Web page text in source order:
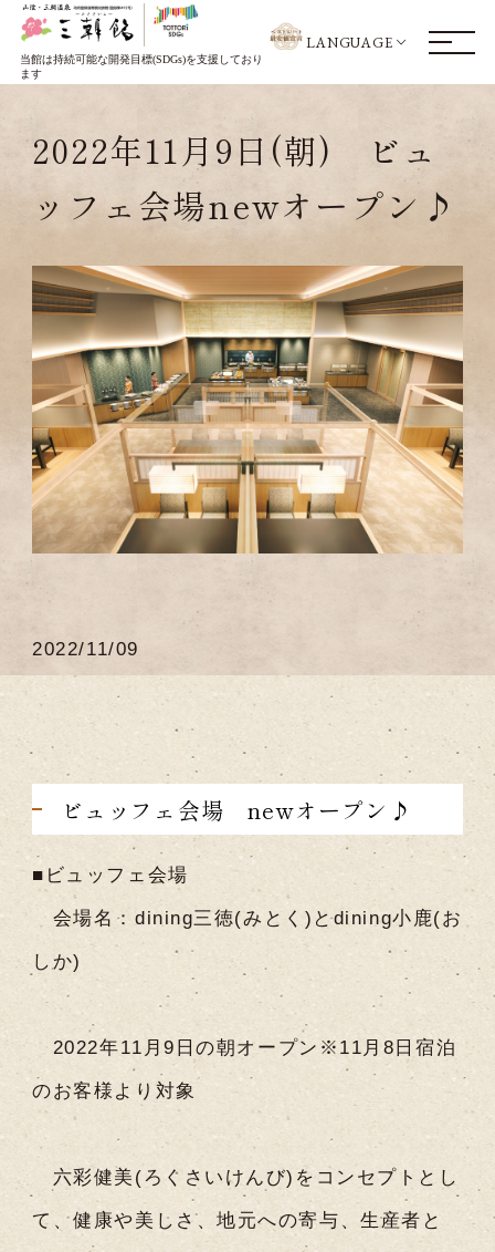
当館は持続可能な開発目標(SDGs)を支援しており
ます
LANGUAGE
2022年11月9日(朝) ビュ
ッフェ会場newオープン♪
2022/11/09
ビュッフェ会場 newオープン♪
■ビュッフェ会場
会場名：dining三徳(みとく)とdining小鹿(お
しか)
2022年11月9日の朝オープン※11月8日宿泊
のお客様より対象
六彩健美(ろくさいけんび)をコンセプトとし
て、健康や美しさ、地元への寄与、生産者と